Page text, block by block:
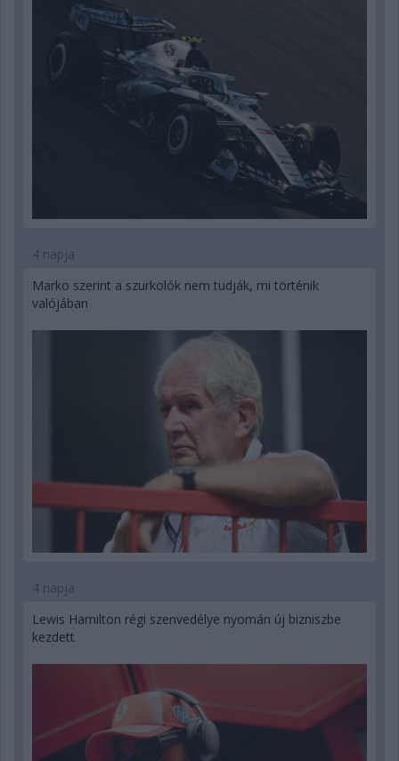
4 napja
Marko szerint a szurkolók nem tudják, mi történik
valójában
4 napja
Lewis Hamilton régi szenvedélye nyomán új bizniszbe
kezdett